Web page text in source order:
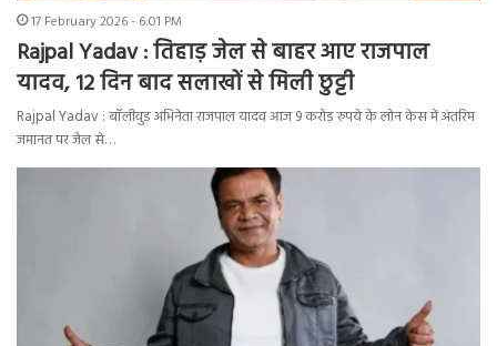
17 February 2026 - 6:01 PM
Rajpal Yadav : तिहाड़ जेल से बाहर आए राजपाल
यादव, 12 दिन बाद सलाखों से मिली छुट्टी
Rajpal Yadav : बॉलीवुड अभिनेता राजपाल यादव आज 9 करोड़ रुपये के लोन केस में अंतरिम
जमानत पर जेल से…